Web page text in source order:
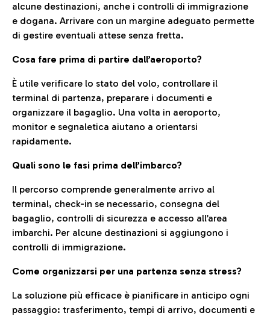
alcune destinazioni, anche i controlli di immigrazione
e dogana. Arrivare con un margine adeguato permette
di gestire eventuali attese senza fretta.
Cosa fare prima di partire dall’aeroporto?
È utile verificare lo stato del volo, controllare il
terminal di partenza, preparare i documenti e
organizzare il bagaglio. Una volta in aeroporto,
monitor e segnaletica aiutano a orientarsi
rapidamente.
Quali sono le fasi prima dell’imbarco?
Il percorso comprende generalmente arrivo al
terminal, check-in se necessario, consegna del
bagaglio, controlli di sicurezza e accesso all’area
imbarchi. Per alcune destinazioni si aggiungono i
controlli di immigrazione.
Come organizzarsi per una partenza senza stress?
La soluzione più efficace è pianificare in anticipo ogni
passaggio: trasferimento, tempi di arrivo, documenti e